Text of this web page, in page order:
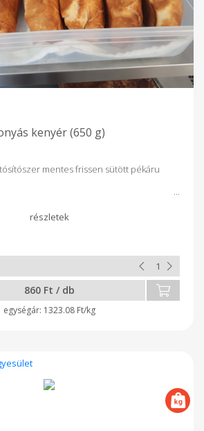
kenyér (650 g)
mentes frissen sütött pékáru
860 Ft / db
1323.08 Ft/kg